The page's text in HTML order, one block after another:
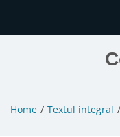
Home Textul integral